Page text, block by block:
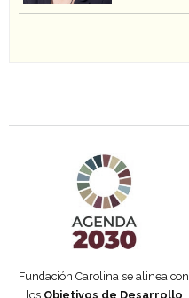
Fundación Carolina se alinea con
los Objetivos de Desarrollo